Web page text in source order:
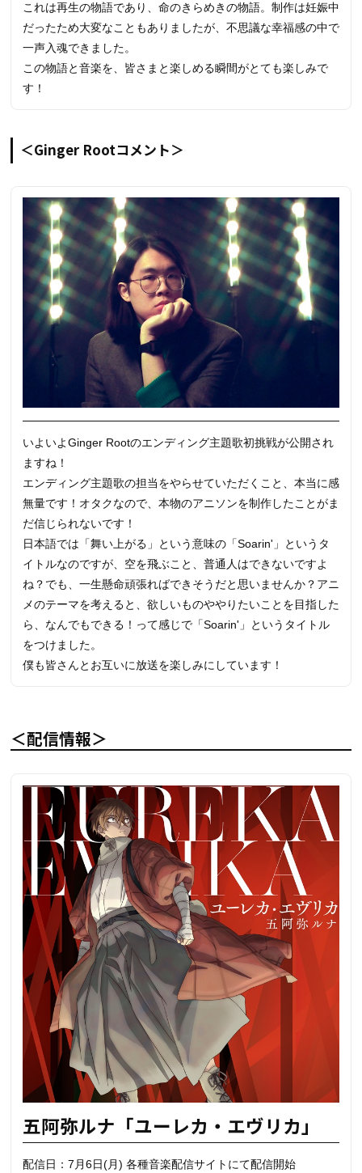
これは再生の物語であり、命のきらめきの物語。制作は妊娠中
だったため大変なこともありましたが、不思議な幸福感の中で
一声入魂できました。
この物語と音楽を、皆さまと楽しめる瞬間がとても楽しみで
す！
＜Ginger Rootコメント＞
いよいよGinger Rootのエンディング主題歌初挑戦が公開され
ますね！
エンディング主題歌の担当をやらせていただくこと、本当に感
無量です！オタクなので、本物のアニソンを制作したことがま
だ信じられないです！
日本語では「舞い上がる」という意味の「Soarin'」というタ
イトルなのですが、空を飛ぶこと、普通人はできないですよ
ね？でも、一生懸命頑張ればできそうだと思いませんか？アニ
メのテーマを考えると、欲しいものややりたいことを目指した
ら、なんでもできる！って感じで「Soarin'」というタイトル
をつけました。
僕も皆さんとお互いに放送を楽しみにしています！
＜配信情報＞
五阿弥ルナ「ユーレカ・エヴリカ」
配信日：7月6日(月) 各種音楽配信サイトにて配信開始